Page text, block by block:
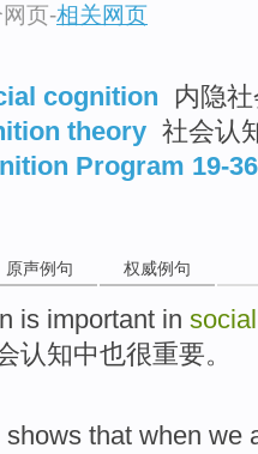
页-相关网页
cognition
内隐
theory 社会认
Program 19-
原声例句 权威例句
is important in social
认知中也很重要。
shows that when we